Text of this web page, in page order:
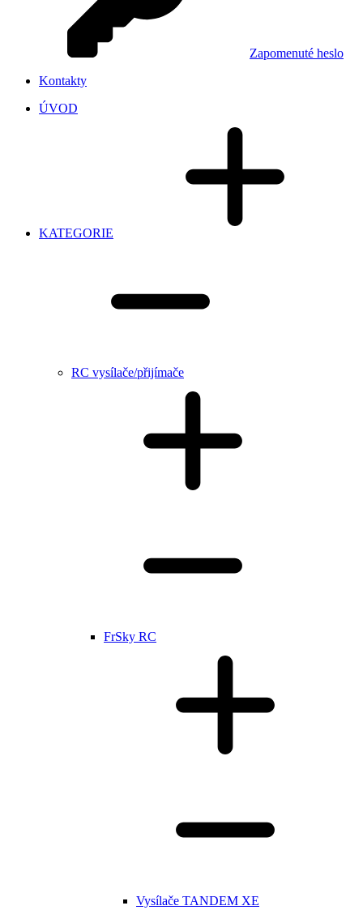
Zapomenuté heslo
Kontakty
ÚVOD
KATEGORIE
RC vysílače/přijímače
FrSky RC
Vysílače TANDEM XE